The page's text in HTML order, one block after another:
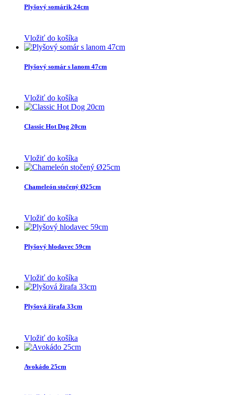
Plyšový somárik 24cm
Vložiť do košíka
Plyšový somár s lanom 47cm
Vložiť do košíka
Classic Hot Dog 20cm
Vložiť do košíka
Chameleón stočený Ø25cm
Vložiť do košíka
Plyšový hlodavec 59cm
Vložiť do košíka
Plyšová žirafa 33cm
Vložiť do košíka
Avokádo 25cm